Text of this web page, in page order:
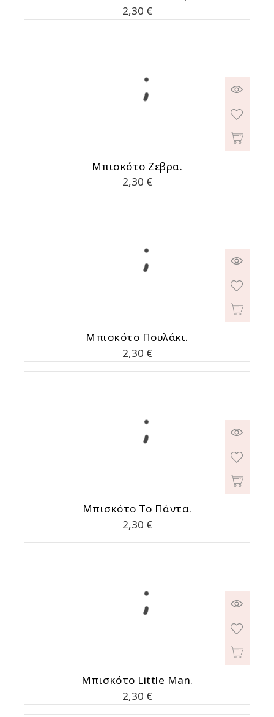
Τιμή
2,30 €
Μπισκότο Ζεβρα.
Τιμή
2,30 €
Μπισκότο Πουλάκι.
Τιμή
2,30 €
Μπισκότο Το Πάντα.
Τιμή
2,30 €
Μπισκότο Little Man.
Τιμή
2,30 €